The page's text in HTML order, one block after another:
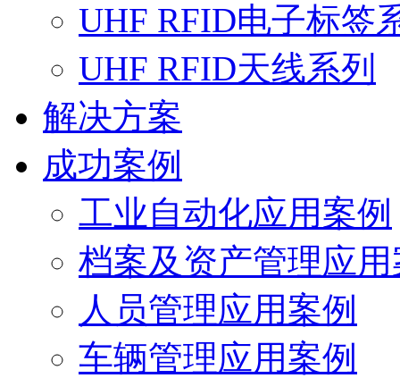
UHF RFID电子标签
UHF RFID天线系列
解决方案
成功案例
工业自动化应用案例
档案及资产管理应
人员管理应用案例
车辆管理应用案例